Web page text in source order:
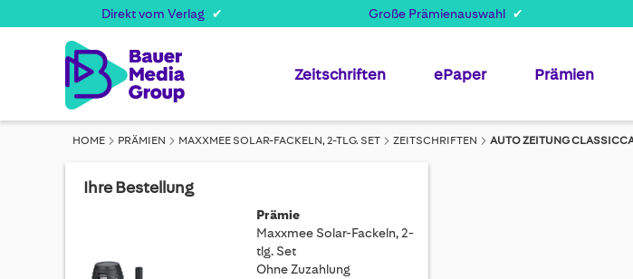
Direkt vom Verlag Große Prämienauswahl
Zeitschriften ePaper Prämien
HOME PRÄMIEN MAXXMEE SOLAR-FACKELN, 2-TLG. SET ZEITSCHRIFTEN AUTO ZEITUNG
Ihre Bestellung
Prämie
Maxxmee Solar-Fackeln, 2-
tlg. Set
Ohne Zuzahlung